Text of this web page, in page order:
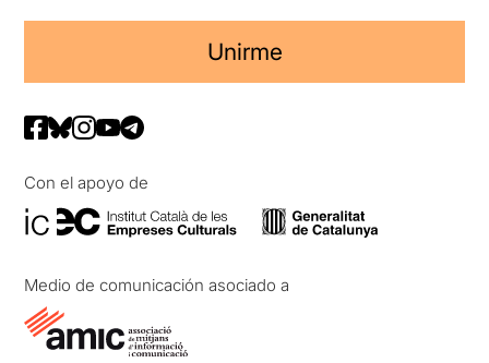
Unirme
Con el apoyo de
Medio de comunicación asociado a